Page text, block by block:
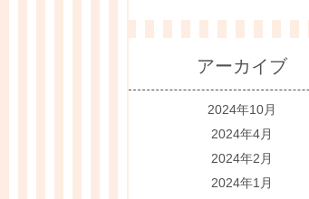
アーカイブ
2024年10月
2024年4月
2024年2月
2024年1月